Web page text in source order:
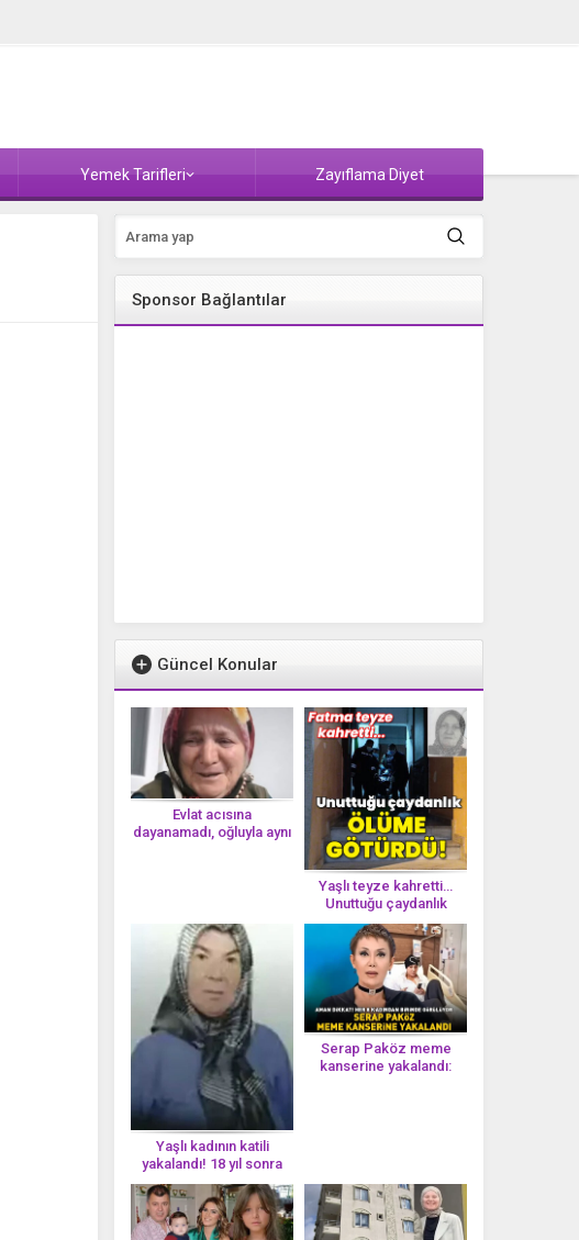
Yemek Tarifleri Zayıflama Diyet
Sponsor Bağlantılar
Güncel Konular
Evlat acısına
dayanamadı, oğluyla aynı
Yaşlı teyze kahretti…
Unuttuğu çaydanlık
öl*üme götürdü!
Yaşlı kadının katili
yakalandı! 18 yıl sonra
tek bir DNA iziyle
çözüldü!
Serap Paköz meme
kanserine yakalandı: